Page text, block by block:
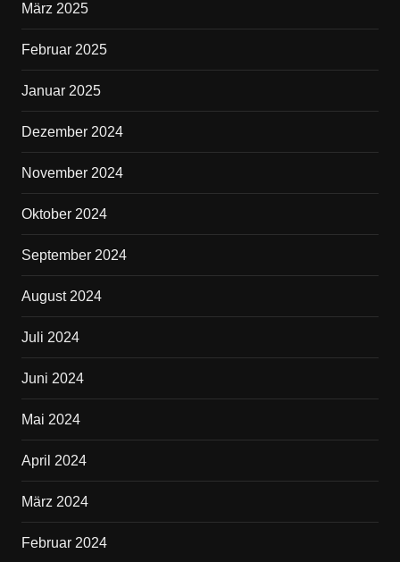
März 2025
Februar 2025
Januar 2025
Dezember 2024
November 2024
Oktober 2024
September 2024
August 2024
Juli 2024
Juni 2024
Mai 2024
April 2024
März 2024
Februar 2024